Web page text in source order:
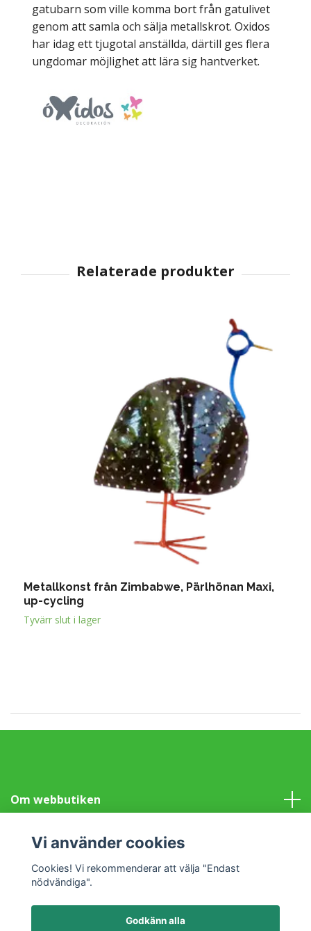
gatubarn som ville komma bort från gatulivet
genom att samla och sälja metallskrot. Oxidos
har idag ett tjugotal anställda, därtill ges flera
ungdomar möjlighet att lära sig hantverket.
Metallkonst från Zimbabwe, Pärlhönan Maxi,
up-cycling
Tyvärr slut i lager
Om webbutiken
Information
Sociala medier
Vi använder cookies
Cookies! Vi rekommenderar att välja "Endast
nödvändiga".
Godkänn alla